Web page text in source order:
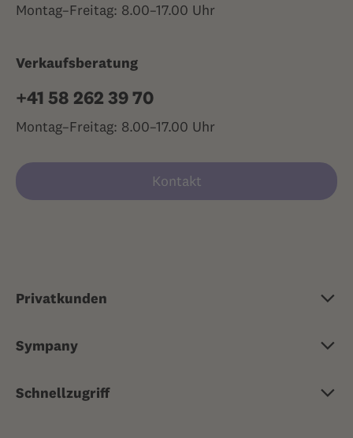
Montag–Freitag: 8.00–17.00 Uhr
Verkaufsberatung
+41 58 262 39 70
Montag–Freitag: 8.00–17.00 Uhr
Kontakt
Privatkunden
Zusatzversicherung
Risikoversicherungen
Sympany
Jobs & Karriere
Schnellzugriff